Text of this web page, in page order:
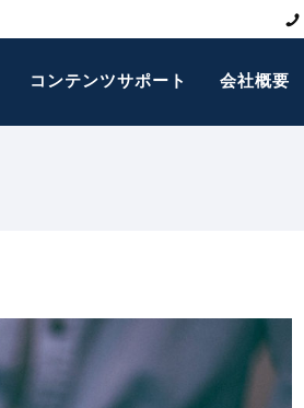
コンテンツサポート 会社概要